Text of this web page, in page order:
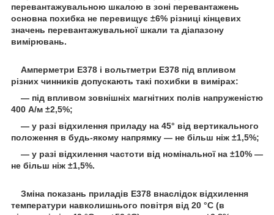
перевантажувальною шкалою в зоні перевантажень
основна похибка не перевищує ±6% різниці кінцевих
значень перевантажувальної шкали та діапазону
вимірювань.
Амперметри Е378 і вольтметри Е378 під впливом
різних чинників допускають такі похибки в вимірах:
― під впливом зовнішніх магнітних полів напруженістю
400 А/м ±2,5%;
― у разі відхилення приладу на 45° від вертикального
положення в будь-якому напрямку — не більш ніж ±1,5%;
― у разі відхилення частоти від номінальної на ±10% —
не більш ніж ±1,5%.
Зміна показань приладів Е378 внаслідок відхилення
температури навколишнього повітря від 20 °C (в